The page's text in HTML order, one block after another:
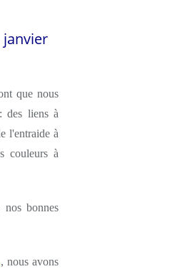
janvier
que nous
des liens à
l'entraide à
couleurs à
bonnes
, nous avons